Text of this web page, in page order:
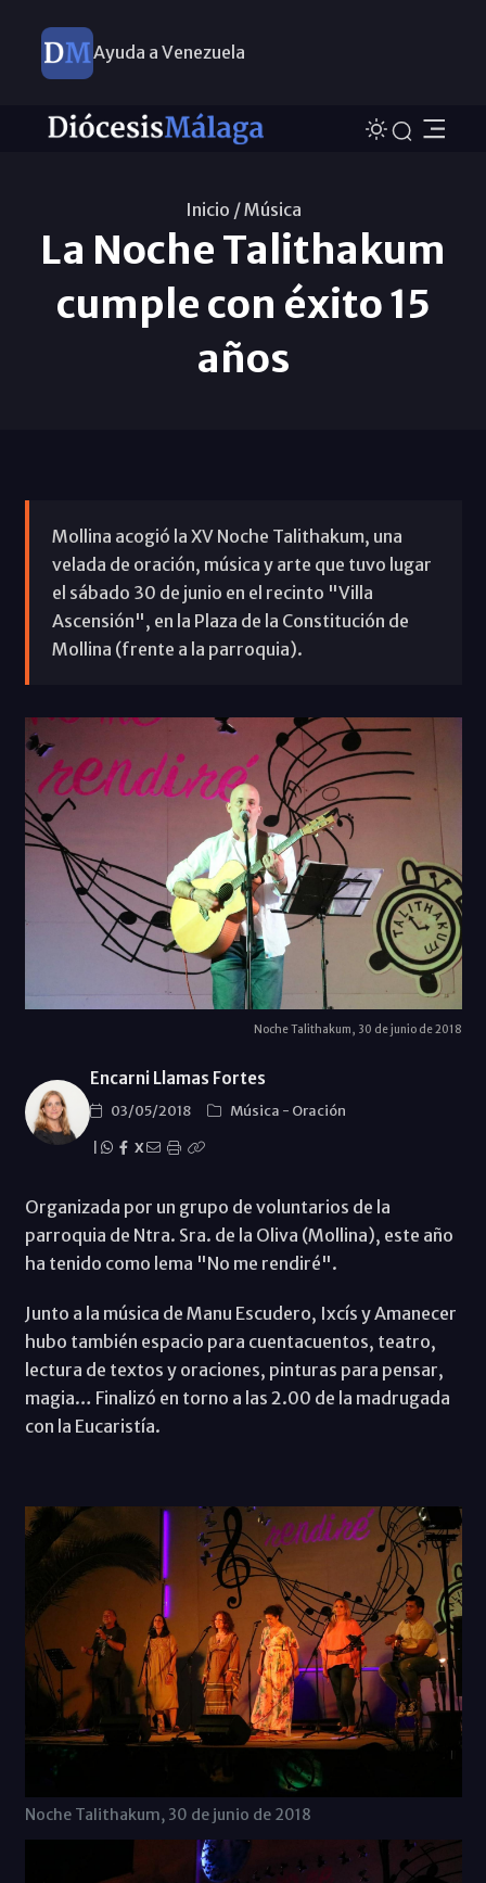
Ayuda a Venezuela
Inicio /Música
La Noche Talithakum
cumple con éxito 15
años
Mollina acogió la XV Noche Talithakum, una
velada de oración, música y arte que tuvo lugar
el sábado 30 de junio en el recinto "Villa
Ascensión", en la Plaza de la Constitución de
Mollina (frente a la parroquia).
Noche Talithakum, 30 de junio de 2018
Encarni Llamas Fortes
03/05/2018 Música - Oración
X
Organizada por un grupo de voluntarios de la
parroquia de Ntra. Sra. de la Oliva (Mollina), este año
ha tenido como lema "No me rendiré".
Junto a la música de Manu Escudero, Ixcís y Amanecer
hubo también espacio para cuentacuentos, teatro,
lectura de textos y oraciones, pinturas para pensar,
magia… Finalizó en torno a las 2.00 de la madrugada
con la Eucaristía.
Noche Talithakum, 30 de junio de 2018